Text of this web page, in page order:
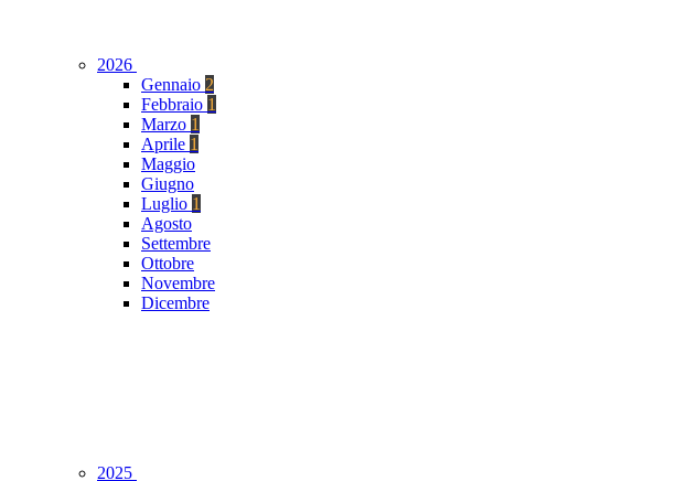
2026
Gennaio 2
Febbraio 1
Marzo 1
Aprile 1
Maggio
Giugno
Luglio 1
Agosto
Settembre
Ottobre
Novembre
Dicembre
2025